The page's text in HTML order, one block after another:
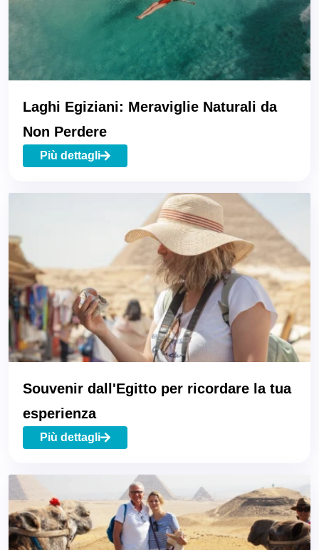
Laghi Egiziani: Meraviglie Naturali da
Non Perdere
Più dettagli
Souvenir dall'Egitto per ricordare la tua
esperienza
Più dettagli